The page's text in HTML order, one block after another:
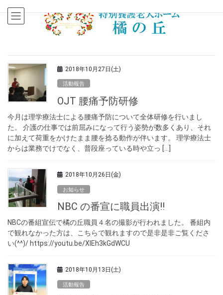
2018年10月27日(土)
活動報告
OJT 腰痛予防研修
今月は理学療法士による腰痛予防について全体研修を行いまし
た。 介護の仕事では前屈みになって行う姿勢が数多くあり、それ
に加えて荷重をかけたまま腰を捻る動作が伴います。 理学療法士
からは業務でけでなく、普段座っている時や立っ […]
2018年10月26日(金)
お知らせ
NBC の番宣に職員出演!!
NBCの番組宣伝で橘の丘職員４名の撮影が行われました。 番組内
で観れなかった方は、こちらで観れますので是非是非ご覧くださ
い(^^)/ https://youtu.be/XlEh3kGdWCU
2018年10月13日(土)
活動報告